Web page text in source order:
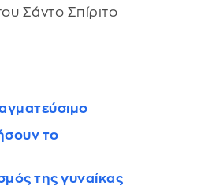
Σάντο Σπίριτο
το
της γυναίκας